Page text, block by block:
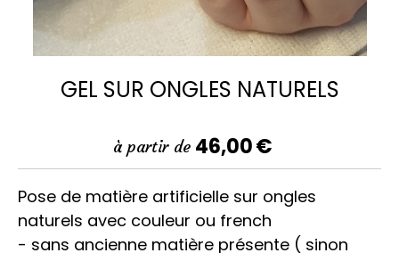
GEL SUR ONGLES NATURELS
à partir de 46,00€
Pose de matière artificielle sur ongles
naturels avec couleur ou french
- sans ancienne matière présente ( sinon